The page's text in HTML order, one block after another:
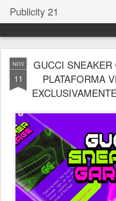
Publicity 21
NOV
11
GUCCI
PLATAFORMA